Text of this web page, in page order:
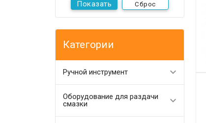
Сброс
Категории
Ручной инструмент
Оборудование для раздачи
смазки